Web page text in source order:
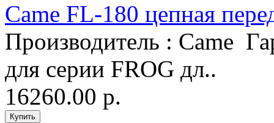
Came FL-180 цепная
Производитель : Came
для серии FROG дл..
16260.00 р.